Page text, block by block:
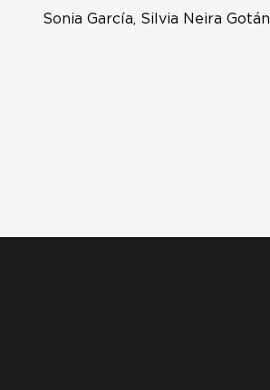
Sonia García, Silvia Neira Gotán